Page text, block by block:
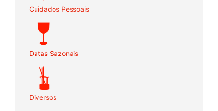
Cuidados Pessoais
Datas Sazonais
Diversos